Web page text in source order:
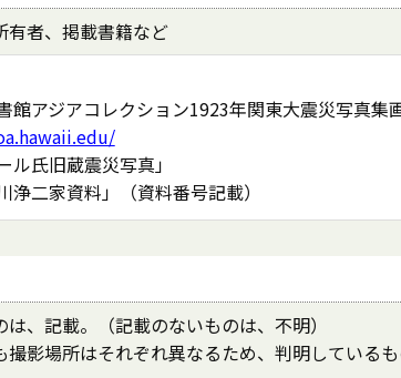
有者、掲載書籍など
館アジアコレクション1923年関東大震災写真集
ル氏旧蔵震災写真」
浄二家資料」（資料番号記載）
、記載。（記載のないものは、不明）
影場所はそれぞれ異なるため、判明している